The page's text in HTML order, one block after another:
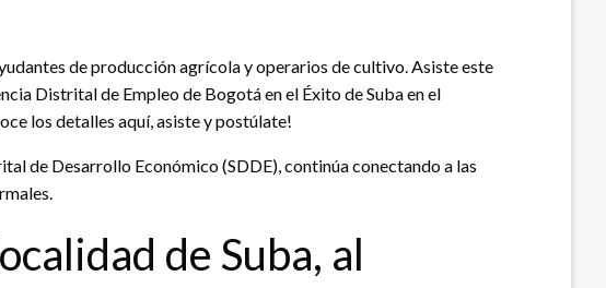
de producción agrícola y operarios de cultivo. Asiste este
Distrital de Empleo de Bogotá en el Éxito de Suba en el
los detalles aquí, asiste y postúlate!
de Desarrollo Económico (SDDE), continúa conectando a las
de Suba, al